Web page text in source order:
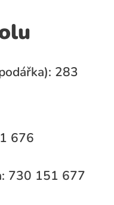
283
676
730 151 677